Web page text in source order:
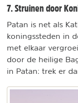
7. Struinen door
Patan is net als
koningssteden in
met elkaar
door de heilige
in Patan: trek er